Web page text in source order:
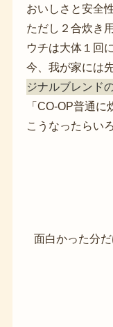
おいしさと安全
ただし２合炊き
ウチは大体１回
今、我が家には
ジナルブレンド
「CO-OP普通
こうなったらい
面白かった分